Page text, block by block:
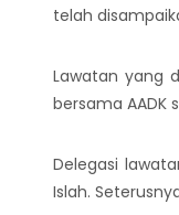
telah
Lawatan yang
bersama AADK
Delegasi
Islah.